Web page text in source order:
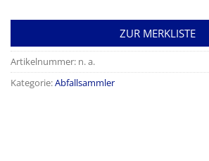
ZUR MERKLISTE
Artikelnummer: n. a.
Kategorie:Abfallsammler